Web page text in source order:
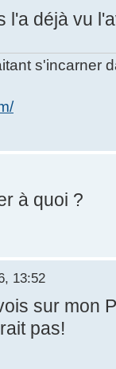
l'a déjà vu
s'incarner
à quoi ?
13:52
sur mon
pas!